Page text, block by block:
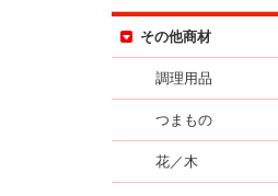
その他商材
調理用品
つまもの
花／木